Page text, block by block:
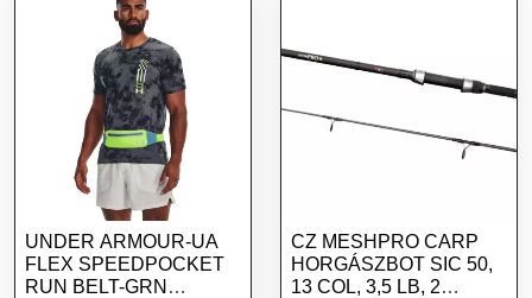
UNDER ARMOUR-UA
FLEX SPEEDPOCKET
RUN BELT-GRN
CZ MESHPRO CARP
HORGÁSZBOT SIC 50,
13 COL, 3,5 LB, 2